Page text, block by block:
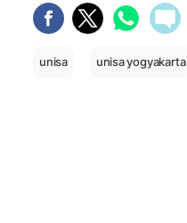
unisa unisa yogyakarta